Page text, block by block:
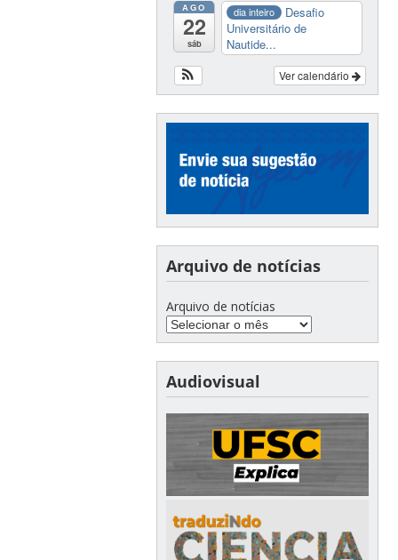
AGO
22
sáb
dia inteiro
Desafio
Universitário de
Nautide...
Ver calendário
Arquivo de notícias
Arquivo de notícias
Audiovisual